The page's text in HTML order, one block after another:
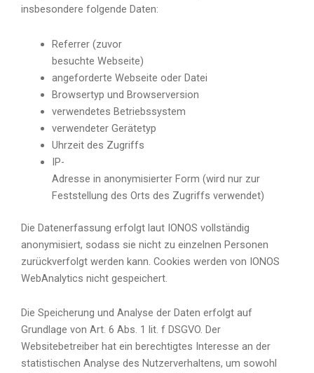
insbesondere folgende Daten:
Referrer (zuvor
besuchte Webseite)
angeforderte Webseite oder Datei
Browsertyp und Browserversion
verwendetes Betriebssystem
verwendeter Gerätetyp
Uhrzeit des Zugriffs
IP-
Adresse in anonymisierter Form (wird nur zur
Feststellung des Orts des Zugriffs verwendet)
Die Datenerfassung erfolgt laut IONOS vollständig
anonymisiert, sodass sie nicht zu einzelnen Personen
zurückverfolgt werden kann. Cookies werden von IONOS
WebAnalytics nicht gespeichert.
Die Speicherung und Analyse der Daten erfolgt auf
Grundlage von Art. 6 Abs. 1 lit. f DSGVO. Der
Websitebetreiber hat ein berechtigtes Interesse an der
statistischen Analyse des Nutzerverhaltens, um sowohl